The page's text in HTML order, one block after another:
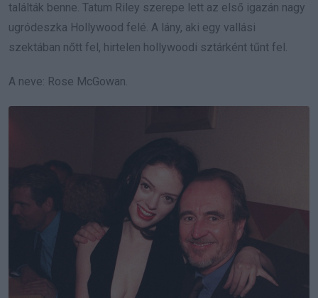
találták benne. Tatum Riley szerepe lett az első igazán nagy
ugródeszka Hollywood felé. A lány, aki egy vallási
szektában nőtt fel, hirtelen hollywoodi sztárként tűnt fel.
A neve: Rose McGowan.